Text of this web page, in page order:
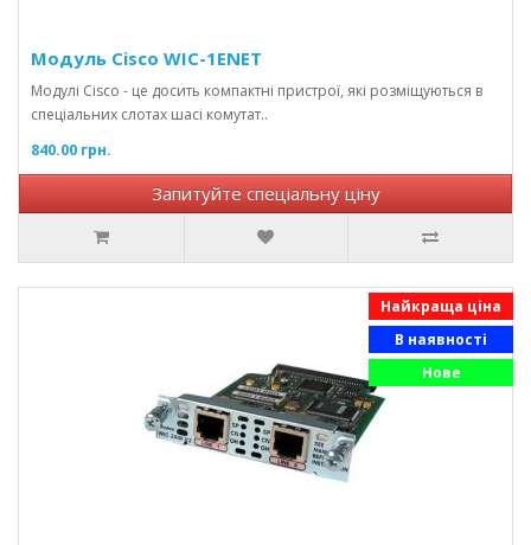
Модуль Cisco WIC-1ENET
Модулі Cisco - це досить компактні пристрої, які розміщуються в
спеціальних слотах шасі комутат..
840.00 грн.
Запитуйте спеціальну ціну
Найкраща ціна
В наявності
Нове